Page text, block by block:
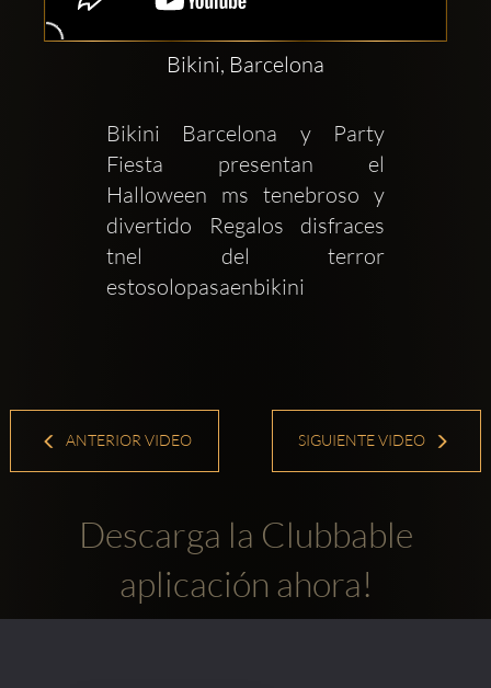
Bikini, Barcelona
Bikini Barcelona y Party
Fiesta presentan el
Halloween ms tenebroso y
divertido Regalos disfraces
tnel del terror
estosolopasaenbikini
ANTERIOR VIDEO SIGUIENTE VIDEO
Descarga la Clubbable
aplicación ahora!